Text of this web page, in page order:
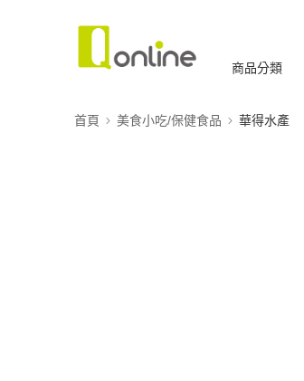
商品分類
首頁 美食小吃/保健食品 華得水產